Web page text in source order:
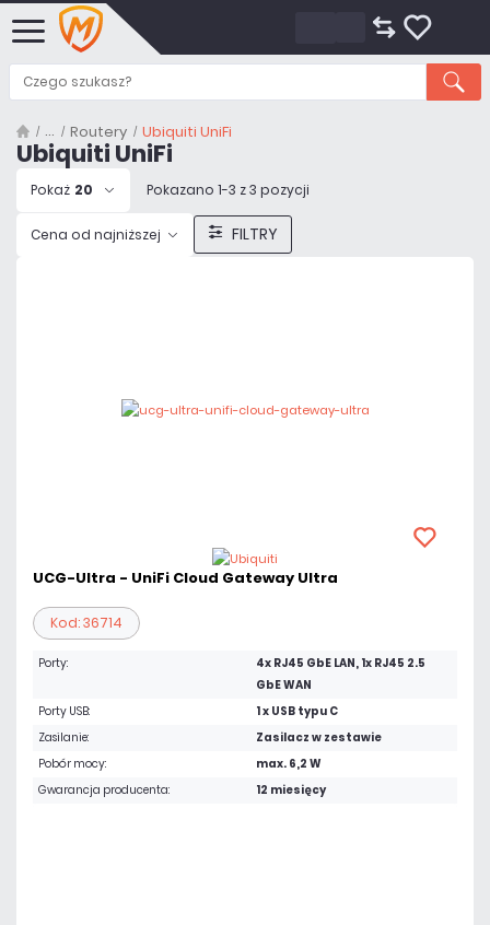
Routery Ubiquiti UniFi
Ubiquiti UniFi
Pokaż 20 Pokazano 1-3 z 3 pozycji
Cena od najniższej FILTRY
UCG-Ultra - UniFi Cloud Gateway Ultra
Kod: 36714
Porty:
4x RJ45 GbE LAN, 1x RJ45 2.5
GbE WAN
Porty USB:
1 x USB typu C
Zasilanie:
Zasilacz w zestawie
Pobór mocy:
max. 6,2 W
Gwarancja producenta:
12 miesięcy